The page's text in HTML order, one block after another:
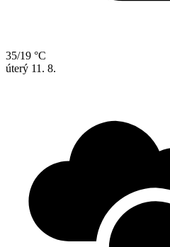
35/19 °C
úterý 11. 8.